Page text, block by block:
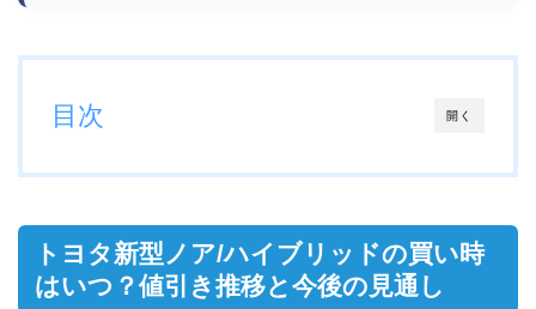
開く
目次
トヨタ新型ノア/ハイブリッドの買い時
はいつ？値引き推移と今後の見通し